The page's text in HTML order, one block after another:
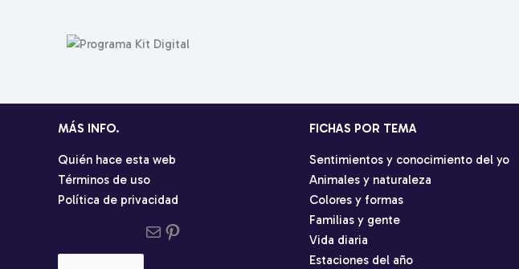
MÁS INFO.
Quién hace esta web
Términos de uso
Política de privacidad
Send us an emailPinterest social profile
FICHAS POR TEMA
Sentimientos y conocimiento del yo
Animales y naturaleza
Colores y formas
Familias y gente
Vida diaria
Estaciones del año